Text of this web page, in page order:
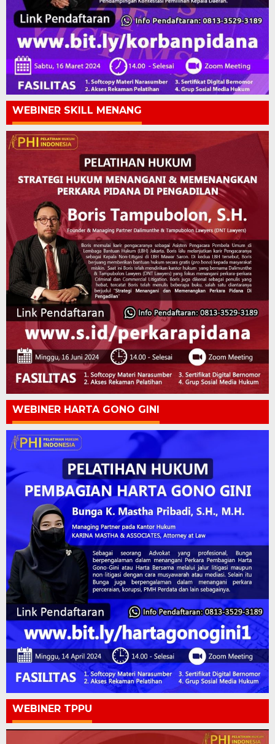
WEBINER SKILL MENANG
WEBINER HARTA GONO GINI
WEBINER TPPU